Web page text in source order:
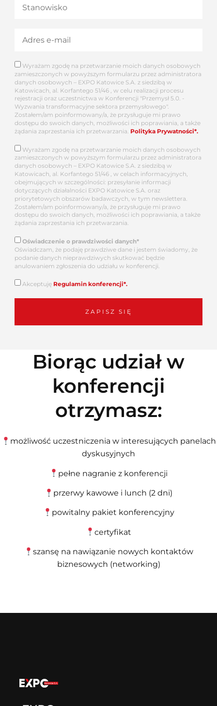
Wyrażam zgodę na przetwarzanie moich danych osobowych
zamieszczonych w powyższym formularzu przez administratora
danych osobowych – EXPO Katowice S.A. z siedzibą w
Katowicach, al. Korfantego 51/46 , w celu realizacji procesu
rejestracji oraz uczestnictwa w Konferencji "Przemysł 5.0. -
Wyzwania transformacyjne sektora przemysłowego".
Zostałem/am poinformowany/a, że przysługuje mi prawo
dostępu do swoich danych, możliwości ich poprawiania, a także
żądania zaprzestania ich przetwarzania. Polityka Prywatności*.
Wyrażam zgodę na przetwarzanie moich danych osobowych
zamieszczonych w powyższym formularzu przez administratora
danych osobowych – EXPO Katowice S.A. z siedzibą w
Katowicach, al. Korfantego 51/46 , w celach informacyjnych,
obejmujących w szczególności: przesyłanie informacji
dotyczących działalności EXPO Katowice S.A. oraz
priorytetowych obszarów badawczych, w tym newslettera.
Zostałem/am poinformowany/a, że przysługuje mi prawo
dostępu do swoich danych, możliwości ich poprawiania, a także
żądania zaprzestania ich przetwarzania.
Oświadczenie o prawdziwości danych*
Oświadczam, że podaję prawdziwe dane i jestem świadomy, że
podanie danych nieprawdziwych skutkować będzie
anulowaniem zgłoszenia do udziału w konferencji.
Akceptuję Regulamin konferencji*.
ZAPISZ SIĘ
Biorąc udział w
konferencji
otrzymasz:
możliwość uczestniczenia w interesujących panelach
dyskusyjnych
pełne nagranie z konferencji
przerwy kawowe i lunch (2 dni)
powitalny pakiet konferencyjny
certyfikat
szansę na nawiązanie nowych kontaktów
biznesowych (networking)